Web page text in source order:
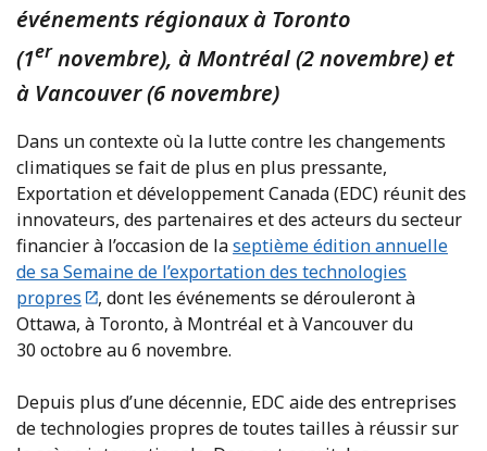
événements régionaux à Toronto
(1ernovembre), à Montréal (2 novembre) et
à Vancouver (6 novembre)
Dans un contexte où la lutte contre les changements
climatiques se fait de plus en plus pressante,
Exportation et développement Canada (EDC) réunit des
innovateurs, des partenaires et des acteurs du secteur
financier à l’occasion de laseptième édition annuelle
de sa Semaine de l’exportation des technologies
propres
, dont les événements se dérouleront à
Ottawa, à Toronto, à Montréal et à Vancouver du
30 octobre au 6 novembre.
Depuis plus d’une décennie, EDC aide des entreprises
de technologies propres de toutes tailles à réussir sur